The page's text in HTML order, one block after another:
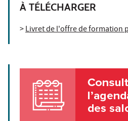
À TÉLÉCHARGER
>Livret de l'offre de formation